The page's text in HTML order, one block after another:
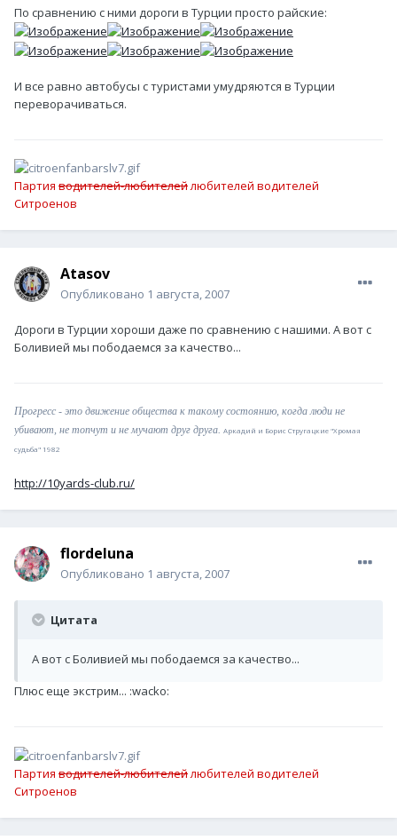
По сравнению с ними дороги в Турции просто райские:
И все равно автобусы с туристами умудряются в Турции
переворачиваться.
Партия водителей-любителейлюбителей водителей
Ситроенов
Atasov
Опубликовано 1 августа, 2007
Дороги в Турции хороши даже по сравнению с нашими. А вот с
Боливией мы пободаемся за качество...
Прогресс - это движение общества к такому состоянию, когда люди не
убивают, не топчут и не мучают друг друга. Аркадий и Борис Стругацкие "Хромая
судьба" 1982
http://10yards-club.ru/
flordeluna
Опубликовано 1 августа, 2007
Цитата
А вот с Боливией мы пободаемся за качество...
Плюс еще экстрим... :wacko:
Партия водителей-любителейлюбителей водителей
Ситроенов